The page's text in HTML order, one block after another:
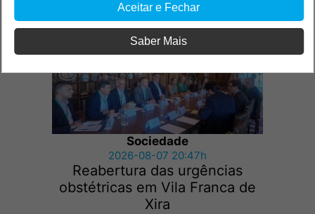
Sociedade
2026-08-07 20:47h
Reabertura das urgências
obstétricas em Vila Franca de
Xira
Aceitar e Fechar
Saber Mais